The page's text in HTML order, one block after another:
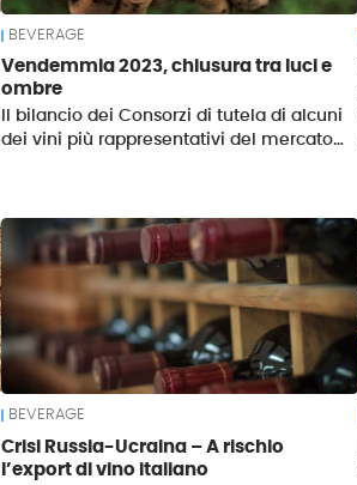
BEVERAGE
Vendemmia 2023, chiusura tra luci e
ombre
Il bilancio dei Consorzi di tutela di alcuni
dei vini più rappresentativi del mercato…
BEVERAGE
Crisi Russia-Ucraina – A rischio
l’export di vino italiano